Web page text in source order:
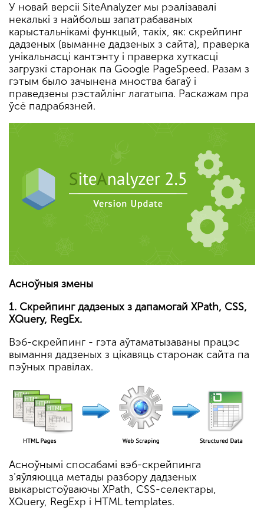
У новай версіі SiteAnalyzer мы рэалізавалі
некалькі з найбольш запатрабаваных
карыстальнікамі функцый, такіх, як: скрейпинг
дадзеных (выманне дадзеных з сайта), праверка
унікальнасці кантэнту і праверка хуткасці
загрузкі старонак па Google PageSpeed. Разам з
гэтым было зачынена мноства багаў і
праведзены рэстайлінг лагатыпа. Раскажам пра
ўсё падрабязней.
Асноўныя змены
1. Скрейпинг дадзеных з дапамогай XPath, CSS,
XQuery, RegEx.
Вэб-скрейпинг - гэта аўтаматызаваны працэс
вымання дадзеных з цікавяць старонак сайта па
пэўных правілах.
Асноўнымі спосабамі вэб-скрейпинга
з'яўляюцца метады разбору дадзеных
выкарыстоўваючы XPath, CSS-селектары,
XQuery, RegExp і HTML templates.